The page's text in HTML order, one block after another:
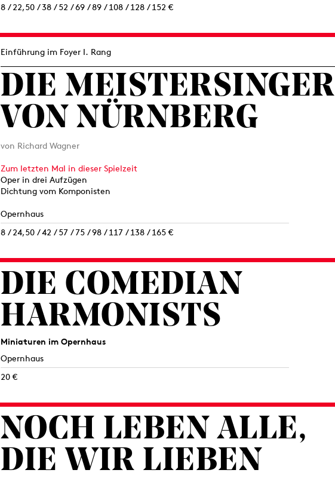
8 / 22,50 / 38 / 52 / 69 / 89 / 108 / 128 / 152 €
Einführung im Foyer I. Rang
DIE MEISTERSINGER
VON NÜRNBERG
von Richard Wagner
Zum letzten Mal in dieser Spielzeit
Oper in drei Aufzügen
Dichtung vom Komponisten
Opernhaus
8 / 24,50 / 42 / 57 / 75 / 98 / 117 / 138 / 165 €
DIE COMEDIAN
HARMONISTS
Miniaturen im Opernhaus
Opernhaus
20 €
NOCH LEBEN ALLE,
DIE WIR LIEBEN